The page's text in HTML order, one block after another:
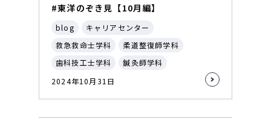
#東洋のぞき見【10月編】
blog
キャリアセンター
救急救命士学科
柔道整復師学科
歯科技工士学科
鍼灸師学科
2024年10月31日